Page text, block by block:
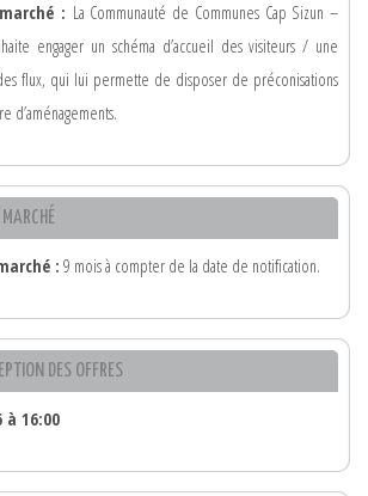
: La Communauté de Communes Cap Sizun –
engager un schéma d’accueil des visiteurs / une
flux, qui lui permette de disposer de préconisations
d’aménagements.
: 9 mois à compter de la date de notification.
DES OFFRES
à 16:00